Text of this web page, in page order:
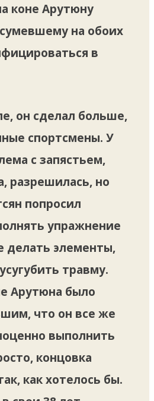
коне Арутюну
на обоих
в
он сделал больше,
спортсмены. У
с запястьем,
разрешилась, но
попросил
упражнение
делать элементы,
травму.
Арутюна было
что он все же
выполнить
концовка
как хотелось бы.